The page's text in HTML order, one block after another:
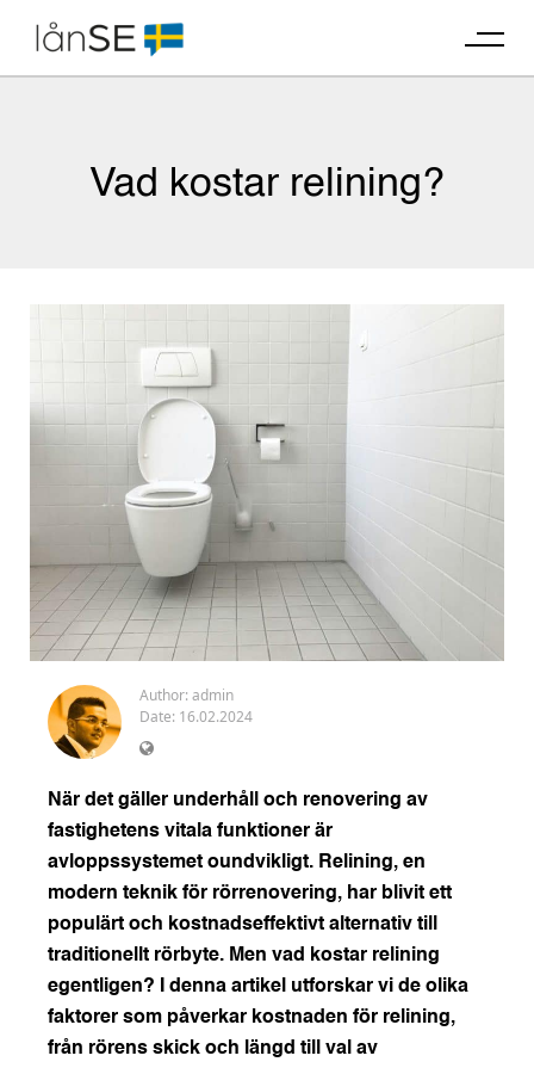
content
Vad kostar relining?
Author: admin
Date: 16.02.2024
När det gäller underhåll och renovering av
fastighetens vitala funktioner är
avloppssystemet oundvikligt. Relining, en
modern teknik för rörrenovering, har blivit ett
populärt och kostnadseffektivt alternativ till
traditionellt rörbyte. Men vad kostar relining
egentligen? I denna artikel utforskar vi de olika
faktorer som påverkar kostnaden för relining,
från rörens skick och längd till val av